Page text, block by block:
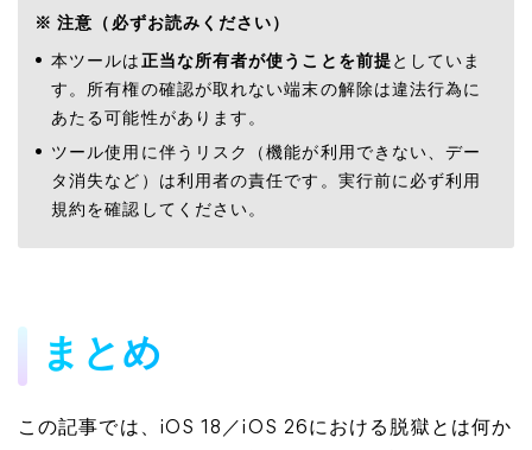
※ 注意（必ずお読みください）
本ツールは 正当な所有者が使うことを前提 としていま
す。所有権の確認が取れない端末の解除は違法行為に
あたる可能性があります。
ツール使用に伴うリスク（機能が利用できない、デー
タ消失など）は利用者の責任です。実行前に必ず利用
規約を確認してください。
まとめ
この記事では、iOS 18／iOS 26における脱獄とは何か